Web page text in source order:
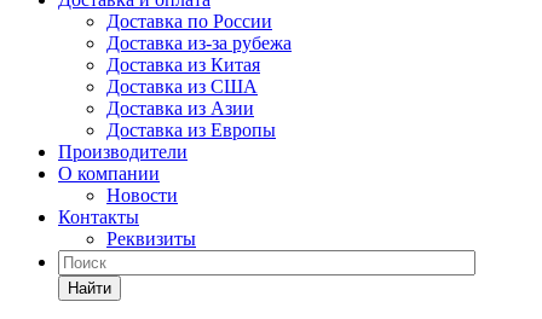
Доставка по России
Доставка из-за рубежа
Доставка из Китая
Доставка из США
Доставка из Азии
Доставка из Европы
Производители
О компании
Новости
Контакты
Реквизиты
Найти